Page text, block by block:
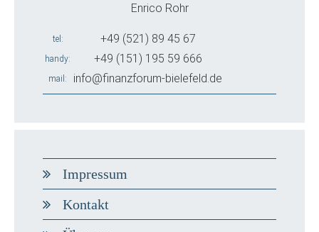
Enrico Rohr
tel +49 (521) 89 45 67
handy +49 (151) 195 59 666
mail info@finanzforum-bielefeld.de
Impressum
Kontakt